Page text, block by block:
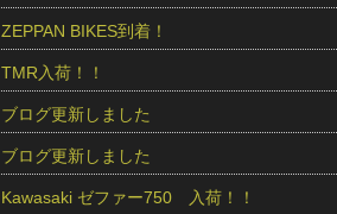
ZEPPAN BIKES到着！
TMR入荷！！
ブログ更新しました
ブログ更新しました
Kawasaki ゼファー750 入荷！！